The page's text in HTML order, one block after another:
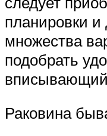
планировки
множества
подобрать
Раковина